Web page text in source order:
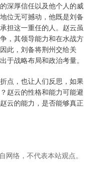
深厚信任以及他个人的威
位无可撼动，他既是刘备
担这一重任的人。赵云虽
，其领导能力和在水战方
此，刘备将荆州交给关
于战略布局和政治考量。
点，也让人们反思，如果
赵云的性格和能力可能避
云的能力，是否能够真正
网络，不代表本站观点。